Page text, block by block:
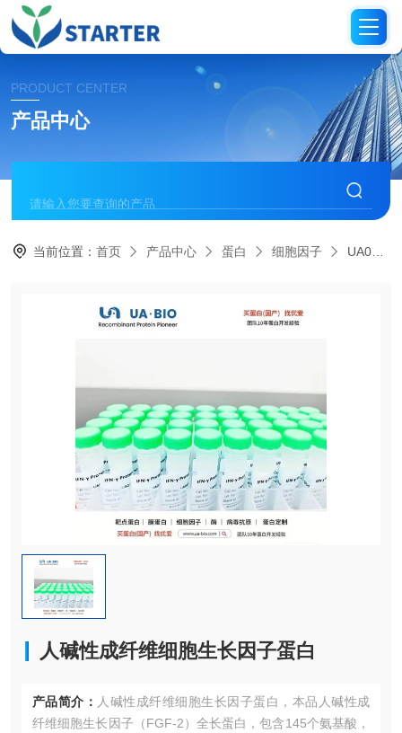
PRODUCT CENTER
产品中心
当前位置：首页 产品中心 蛋白 细胞因子 UA040276人碱性成纤维细胞生长因子蛋白
人碱性成纤维细胞生长因子蛋白
产品简介： 人碱性成纤维细胞生长因子蛋白，本品人碱性成
纤维细胞生长因子（FGF-2）全长蛋白，包含145个氨基酸，